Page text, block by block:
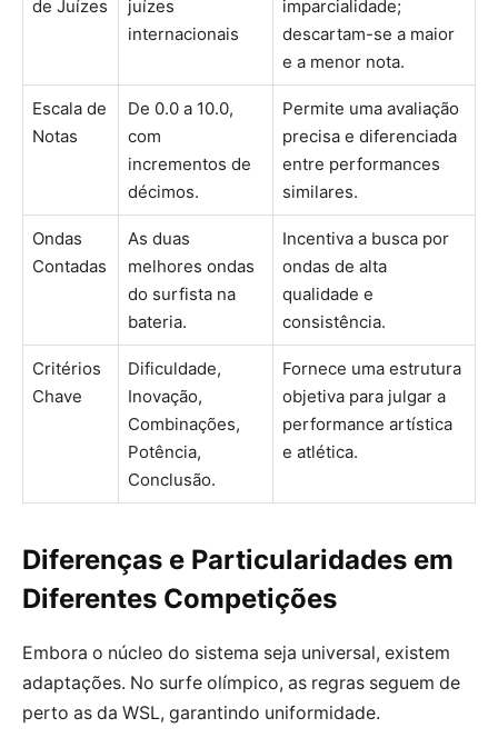
de Juízes
juízes
internacionais
imparcialidade;
descartam-se a maior
e a menor nota.
Escala de
Notas
De 0.0 a 10.0,
com
incrementos de
décimos.
Permite uma avaliação
precisa e diferenciada
entre performances
similares.
Ondas
Contadas
As duas
melhores ondas
do surfista na
bateria.
Incentiva a busca por
ondas de alta
qualidade e
consistência.
Critérios
Chave
Dificuldade,
Inovação,
Combinações,
Potência,
Conclusão.
Fornece uma estrutura
objetiva para julgar a
performance artística
e atlética.
Diferenças e Particularidades em
Diferentes Competições
Embora o núcleo do sistema seja universal, existem
adaptações. No surfe olímpico, as regras seguem de
perto as da WSL, garantindo uniformidade.